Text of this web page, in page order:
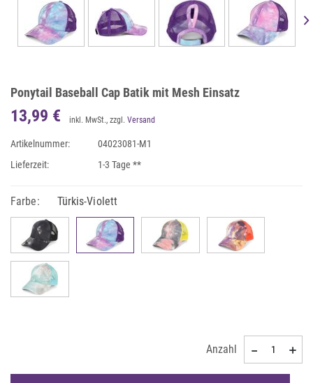
Ponytail Baseball Cap Batik mit Mesh Einsatz
13,99 € inkl. MwSt., zzgl. Versand
Artikelnummer:
04023081-M1
Lieferzeit:
1-3 Tage **
Farbe: Türkis-Violett
Anzahl